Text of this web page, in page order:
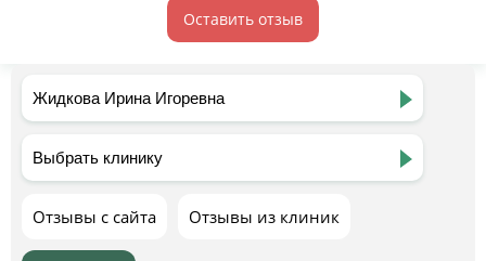
Оставить отзыв
Отзывы с сайта Отзывы из клиник